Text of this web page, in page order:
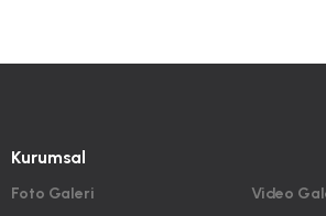
Kurumsal
Foto Galeri
Video